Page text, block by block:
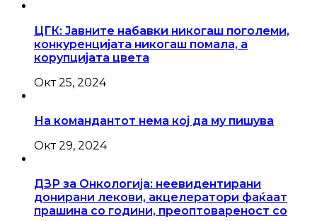
ЦГК: Јавните набавки никогаш поголеми,
конкуренцијата никогаш помала, а
корупцијата цвета
Окт 25, 2024
На командантот нема кој да му пишува
Окт 29, 2024
ДЗР за Онкологија: неевидентирани
донирани лекови, акцелератори фаќаат
прашина со години, преоптовареност со